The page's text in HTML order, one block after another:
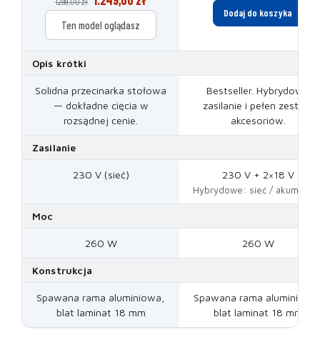
Ten model oglądasz
Dodaj do koszyka
Opis krótki
Solidna przecinarka stołowa
— dokładne cięcia w
rozsądnej cenie.
Bestseller. Hybrydowe
zasilanie i pełen zestaw
akcesoriów.
Zasilanie
230 V (sieć) 230 V + 2×18 V
Hybrydowe: sieć /
Moc
260 W 260 W
Konstrukcja
Spawana rama aluminiowa,
blat laminat 18 mm
Spawana rama
blat laminat 18 mm